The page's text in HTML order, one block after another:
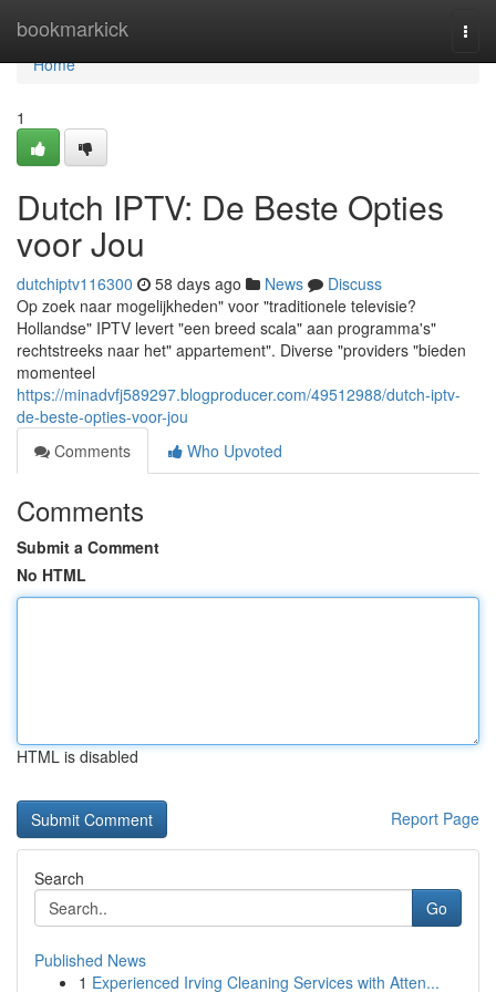
bookmarkick
Home
Home
1
Dutch IPTV: De Beste Opties
voor Jou
dutchiptv116300 58 days ago News
Discuss
Op zoek naar mogelijkheden" voor "traditionele televisie?
Hollandse" IPTV levert "een breed scala" aan programma's"
rechtstreeks naar het" appartement". Diverse "providers "bieden
momenteel
https://minadvfj589297.blogproducer.com/49512988/dutch-iptv-
de-beste-opties-voor-jou
Comments
Who Upvoted
Comments
Submit a Comment
No HTML
HTML is disabled
Report Page
Search
Go
Published News
1 Experienced Irving Cleaning Services with Atten...